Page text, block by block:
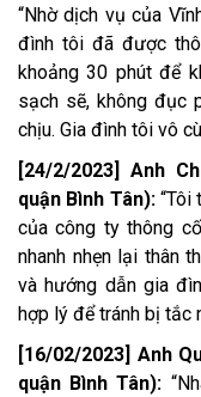
“Nhờ dịch vụ của
đình tôi đã được
khoảng 30 phút để
sạch sẽ, không đục
chịu. Gia đình tôi vô
[24/2/2023] Anh
quận Bình Tân):“Tôi
của công ty thông
nhanh nhẹn lại thân
và hướng dẫn gia
hợp lý để tránh bị tắc
[16/02/2023] Anh
quận Bình Tân):